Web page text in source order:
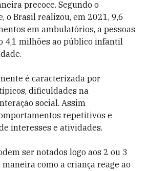
precoce. Segundo o
o Brasil realizou, em 2021, 9,6
em ambulatórios, a pessoas
4,1 milhões ao público infantil
é caracterizada por
dificuldades na
social. Assim
repetitivos e
interesses e atividades.
ser notados logo aos 2 ou 3
como a criança reage ao